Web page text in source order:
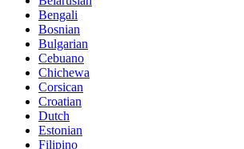
Bengali
Bosnian
Bulgarian
Cebuano
Chichewa
Corsican
Croatian
Dutch
Estonian
Filipino